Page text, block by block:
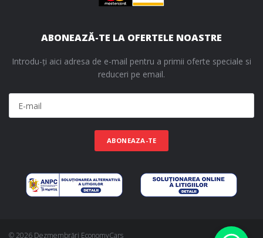
ABONEAZĂ-TE LA OFERTELE NOASTRE
Introdu-ți aici adresa de e-mail pentru a primii oferte speciale si
reduceri pe email.
ABONEAZA-TE
© 2026 Dezmembrări EconomyCars